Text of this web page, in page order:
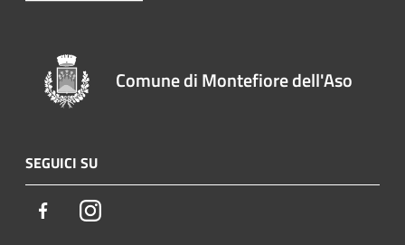
Comune di Montefiore dell'Aso
SEGUICI SU
FacebookInstagram